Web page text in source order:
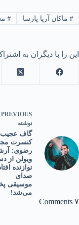
#ماکان آریا پارسا #
این را با دیگران به
PREVIOUS
نوشته
گاف عجیب
کنسرت
رضوی:
ویولن از
نوازنده
صدای
موسیقی
می‌شد!
۷ Comments